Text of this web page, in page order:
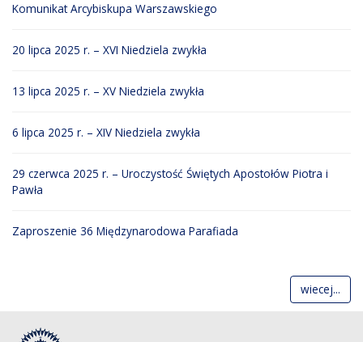
Komunikat Arcybiskupa Warszawskiego
20 lipca 2025 r. – XVI Niedziela zwykła
13 lipca 2025 r. – XV Niedziela zwykła
6 lipca 2025 r. – XIV Niedziela zwykła
29 czerwca 2025 r. – Uroczystość Świętych Apostołów Piotra i
Pawła
Zaproszenie 36 Międzynarodowa Parafiada
wiecej...